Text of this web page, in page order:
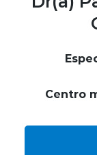
Clínicas
Centro